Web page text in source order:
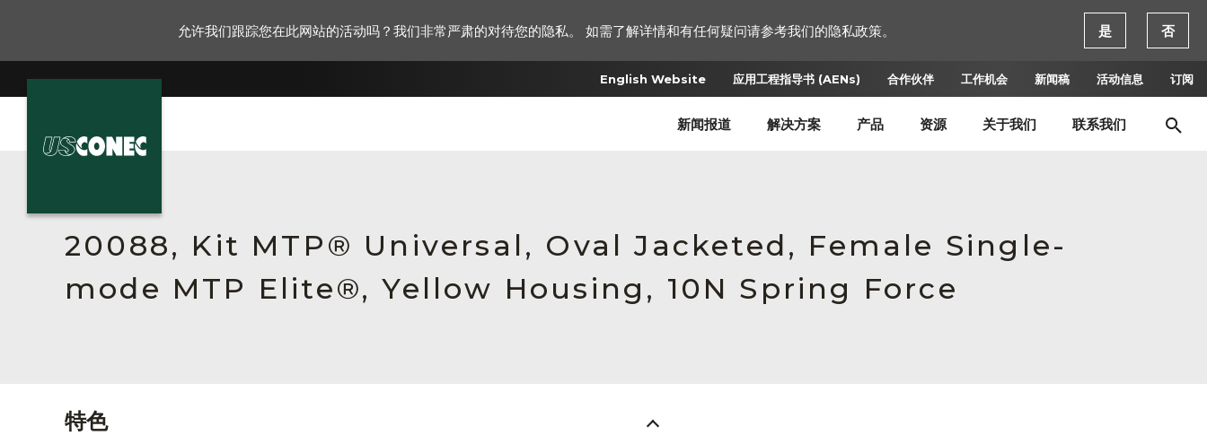
English Website 应用工程指导书 (AENs) 合作伙伴 工作机会 新闻稿 活动信息 订阅
新闻报道 解决方案 产品 资源 关于我们 联系我们
English Website
20088, Kit MTP® Universal, Oval Jacketed, Female Single-
mode MTP Elite®, Yellow Housing, 10N Spring Force
特色
允许我们跟踪您在此网站的活动吗？我们非常严肃的对待您的隐私。 如需了解详情和有任何疑问请参考我们的隐私政策。 是 否